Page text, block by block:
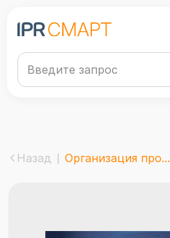
Назад Организация про...